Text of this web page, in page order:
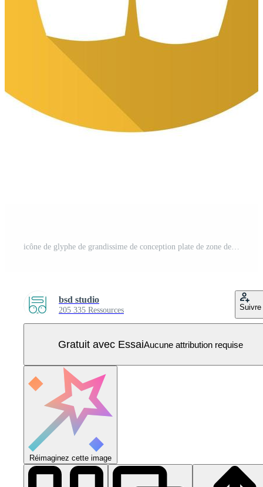
icône de glyphe de grandissime de conception plate de zone de bikini. illustration vectorielle Vecteur Pro
bsd studio
205 335 Ressources Suivre
Gratuit avec EssaiAucune attribution requise
Réimaginez cette image